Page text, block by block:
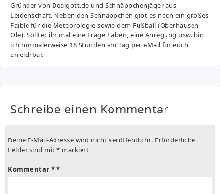
Gründer von Dealgott.de und Schnäppchenjäger aus
Leidenschaft. Neben den Schnäppchen gibt es noch ein großes
Fai­ble für die Meteorologie sowie dem Fußball (Oberhausen
Ole). Solltet ihr mal eine Frage haben, eine Anregung usw. bin
ich normalerweise 18 Stunden am Tag per eMail für euch
erreichbar.
Schreibe einen Kommentar
Deine E-Mail-Adresse wird nicht veröffentlicht. Erforderliche
Felder sind mit * markiert
Kommentar *